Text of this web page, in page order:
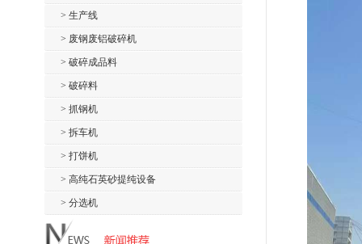
> 生产线
> 废钢废铝破碎机
> 破碎成品料
> 破碎料
> 抓钢机
> 拆车机
> 打饼机
> 高纯石英砂提纯设备
> 分选机